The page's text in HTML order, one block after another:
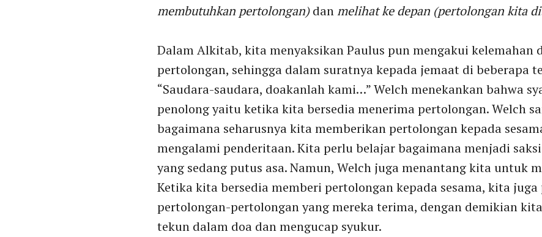
membutuhkan pertolongan)danmelihat ke depan (pertolongan kita
Dalam Alkitab, kita menyaksikan Paulus pun mengakui kelemahan
pertolongan, sehingga dalam suratnya kepada jemaat di beberapa
“Saudara-saudara, doakanlah kami…” Welch menekankan bahwa
penolong yaitu ketika kita bersedia menerima pertolongan. Welch
bagaimana seharusnya kita memberikan pertolongan kepada
mengalami penderitaan. Kita perlu belajar bagaimana menjadi
yang sedang putus asa. Namun, Welch juga menantang kita untuk
Ketika kita bersedia memberi pertolongan kepada sesama, kita
pertolongan-pertolongan yang mereka terima, dengan demikian
tekun dalam doa dan mengucap syukur.